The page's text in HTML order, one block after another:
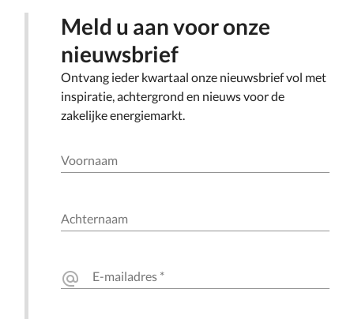
Meld u aan voor onze
nieuwsbrief
Ontvang ieder kwartaal onze nieuwsbrief vol met
inspiratie, achtergrond en nieuws voor de
zakelijke energiemarkt.
Voornaam
Achternaam
alternate_email E-mailadres *